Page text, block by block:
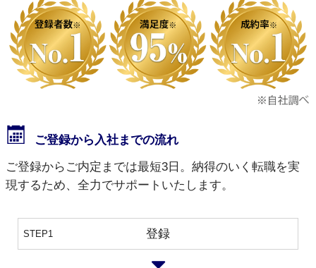
ご登録から入社までの流れ
ご登録からご内定までは最短3日。納得のいく転職を実
現するため、全力でサポートいたします。
STEP1 登録